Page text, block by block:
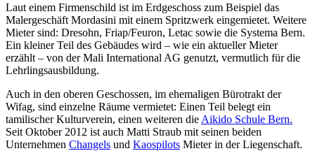
Laut einem Firmenschild ist im Erdgeschoss zum Beispiel das
Malergeschäft Mordasini mit einem Spritzwerk eingemietet. Weitere
Mieter sind: Dresohn, Friap/Feuron, Letac sowie die Systema Bern.
Ein kleiner Teil des Gebäudes wird – wie ein aktueller Mieter
erzählt – von der Mali International AG genutzt, vermutlich für die
Lehrlingsausbildung.
Auch in den oberen Geschossen, im ehemaligen Bürotrakt der
Wifag, sind einzelne Räume vermietet: Einen Teil belegt ein
tamilischer Kulturverein, einen weiteren die Aikido Schule Bern.
Seit Oktober 2012 ist auch Matti Straub mit seinen beiden
Unternehmen Changels und Kaospilots Mieter in der Liegenschaft.